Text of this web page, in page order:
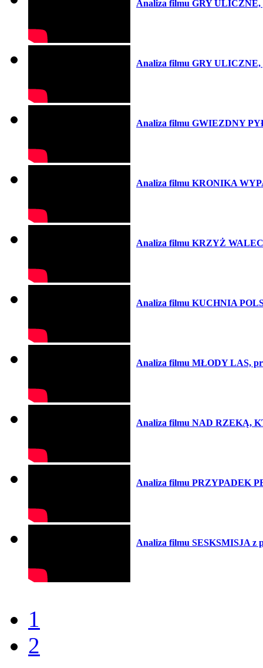
Analiza filmu GRY ULICZNE,
Analiza filmu GRY ULICZNE,
Analiza filmu GWIEZDNY
Analiza filmu KRONIKA
Analiza filmu KRZYŻ
Analiza filmu KUCHNIA
Analiza filmu MŁODY LAS,
Analiza filmu NAD RZEKĄ,
Analiza filmu PRZYPADEK
Analiza filmu SESKSMISJA z
1
2